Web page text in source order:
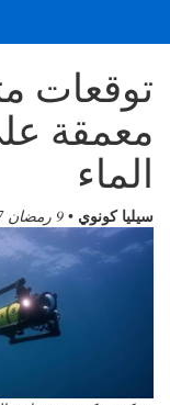
توقعات
معمقة
الماء
سيليا كونوي • 9 رمضان 1447